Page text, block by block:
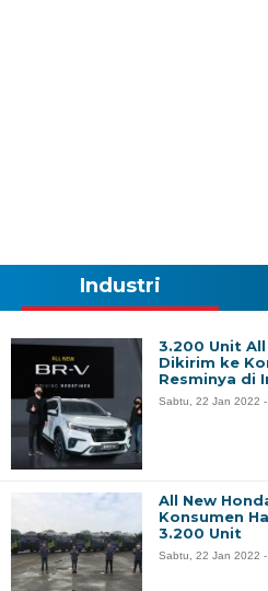
Industri
3.200 Unit All
Dikirim ke
Resminya di
Sabtu, 22 Jan 2022
All New
Konsumen
3.200 Unit
Sabtu, 22 Jan 2022